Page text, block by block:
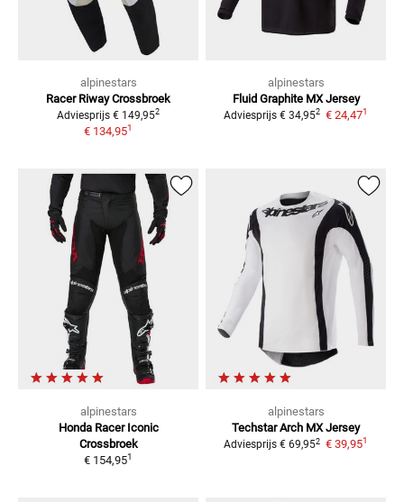
alpinestars
Racer Riway Crossbroek
Adviesprijs € 149,952
€ 134,951
alpinestars
Fluid Graphite MX Jersey
Adviesprijs € 34,952 € 24,471
alpinestars
Honda Racer Iconic
Crossbroek
€ 154,951
alpinestars
Techstar Arch MX Jersey
Adviesprijs € 69,952 € 39,951